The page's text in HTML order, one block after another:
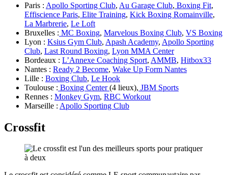
Paris : Apollo Sporting Club, Au Garage Club, Boxing Fit,
Effiscience Paris, Elite Training, Kick Boxing Romainville,
La Marbrerie, Le Loft
Bruxelles : MC Boxing, Marvelous Boxing Club, VS Boxing
Lyon : Ksius Gym Club, Apash Academy, Apollo Sporting
Club, Last Round Boxing, Lyon MMA Center
Bordeaux : L’Annexe Coaching Sport, AMMB, Hitbox33
Nantes : Ready 2 Become, Wake Up Form Nantes
Lille : Boxing Club, Le Hook
Toulouse : Boxing Center(4 lieux), JBM Sports
Rennes : Monkey Gym, RBC Workout
Marseille : Apollo Sporting Club
Crossfit